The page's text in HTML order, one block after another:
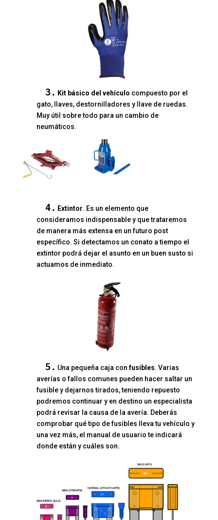
3. Kit básico del vehículo compuesto por el
gato, llaves, destornilladores y llave de ruedas.
Muy útil sobre todo para un cambio de
neumáticos.
4. Extintor. Es un elemento que
consideramos indispensable y que trataremos
de manera más extensa en un futuro post
específico. Si detectamos un conato a tiempo el
extintor podrá dejar el asunto en un buen susto si
actuamos de inmediato.
5. Una pequeña caja confusibles. Varias
averías o fallos comunes pueden hacer saltar un
fusible y dejarnos tirados, teniendo repuesto
podremos continuar y en destino un especialista
podrá revisar la causa de la avería. Deberás
comprobar qué tipo de fusibles lleva tu vehículo y
una vez más, el manual de usuario te indicará
donde están y cuáles son.